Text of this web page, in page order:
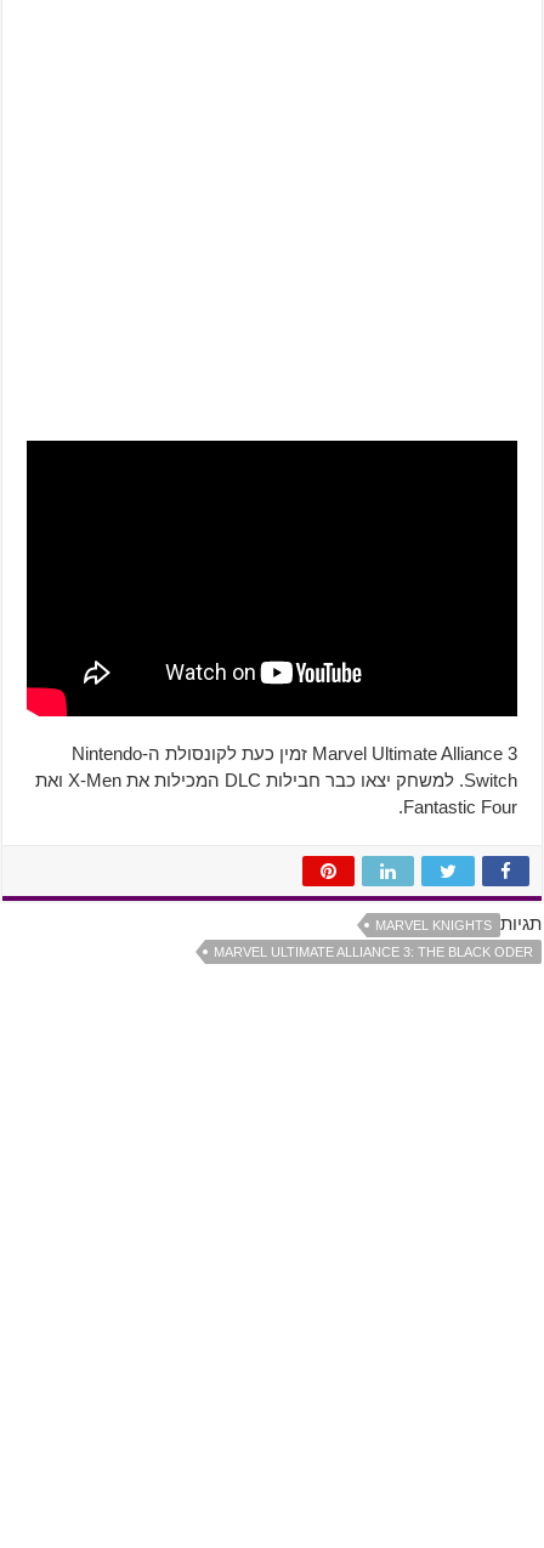
Marvel Ultimate Alliance 3 זמין כעת לקונסולת ה-Nintendo
Switch. למשחק יצאו כבר חבילות DLC המכילות את X-Men ואת
Fantastic Four.
תגיות
MARVEL KNIGHTS
MARVEL ULTIMATE ALLIANCE 3: THE BLACK ODER